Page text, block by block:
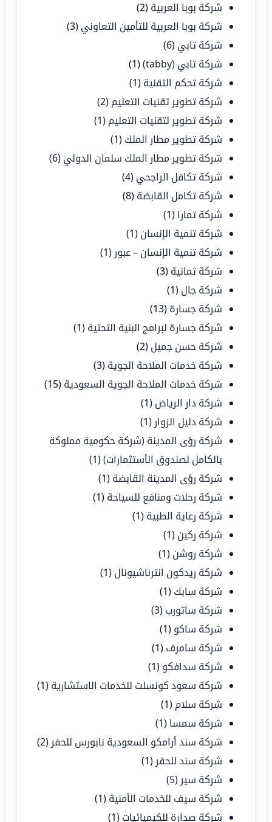
شركة بوبا العربية (2)
شركة بوبا العربية للتأمين التعاوني (3)
شركة تابي (6)
شركة تابي (tabby)
(1)
شركة تحكم التقنية (1)
شركة تطوير تقنيات التعليم (2)
شركة تطوير لتقنيات التعليم (1)
شركة تطوير مطار الملك (1)
شركة تطوير مطار الملك سلمان الدولي (6)
شركة تكافل الراجحي (4)
شركة تكامل القابضة (8)
شركة تمارا (1)
شركة تنمية الإنسان (1)
شركة تنمية الإنسان – عبور (1)
شركة ثمانية (3)
شركة جال (1)
شركة جسارة (13)
شركة جسارة لبرامج البنية التحتية (1)
شركة حسن جميل (2)
شركة خدمات الملاحة الجوية (3)
شركة خدمات الملاحة الجوية السعودية (15)
شركة دار الرياض (1)
شركة دليل الزوار (1)
شركة رؤى المدينة (شركة حكومية مملوكة
بالكامل لصندوق الأستثمارات)(1)
شركة رؤى المدينة القابضة (1)
شركة رحلات ومنافع للسياحة (1)
شركة رعاية الطبية (1)
شركة ركين (1)
شركة روشن (1)
شركة ريدكون انترناشيونال (1)
شركة سابك (1)
شركة ساتورب (3)
شركة ساكو (1)
شركة سامرف (1)
شركة سدافكو (1)
شركة سعود كونسلت للخدمات الاستشارية (1)
شركة سلام (1)
شركة سمسا (1)
شركة سند أرامكو السعودية نابورس للحفر (2)
شركة سند للحفر (1)
شركة سير (5)
شركة سيف للخدمات الأمنية (1)
شركة صدارة للكيميائيات (1)